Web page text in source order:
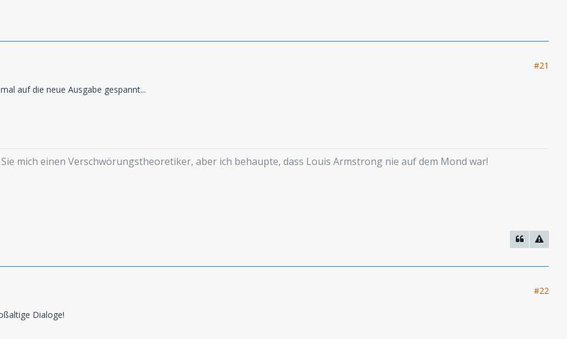
#21
auf die neue Ausgabe gespannt...
mich einen Verschwörungstheoretiker, aber ich behaupte, dass Louis Armstrong nie auf dem Mond war!
#22
Dialoge!